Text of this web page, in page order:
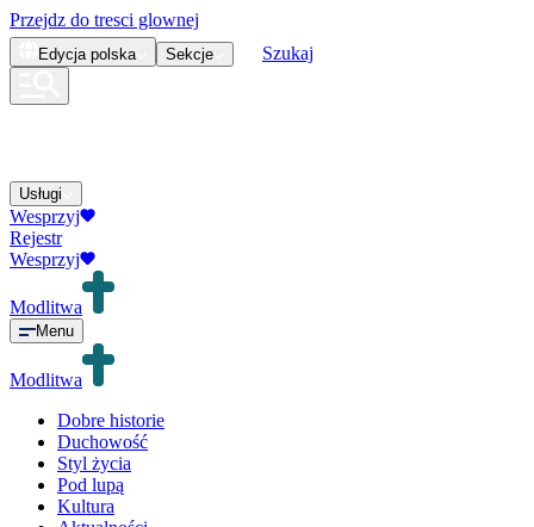
Przejdz do tresci glownej
Edycja polska Sekcje Szukaj
Usługi
Wesprzyj
Rejestr
Wesprzyj
Modlitwa
Menu
Modlitwa
Dobre historie
Duchowość
Styl życia
Pod lupą
Kultura